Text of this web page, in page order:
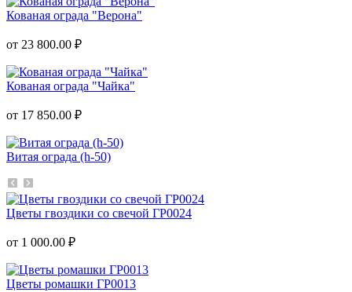
Кованая ограда "Верона"
от 23 800.00 ₽
Кованая ограда "Чайка"
от 17 850.00 ₽
Витая ограда (h-50)
Цветы гвоздики со свечой ГР0024
от 1 000.00 ₽
Цветы ромашки ГР0013